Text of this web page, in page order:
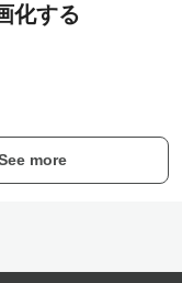
化する
more